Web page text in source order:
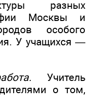
разных
Москвы и
особого
У учащихся —
Учитель
о том,